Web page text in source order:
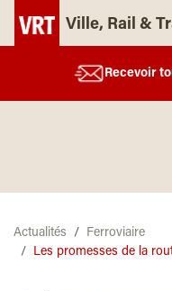
Ville, Rail &
Recevoir
Actualités
Ferroviaire
Les promesses de la